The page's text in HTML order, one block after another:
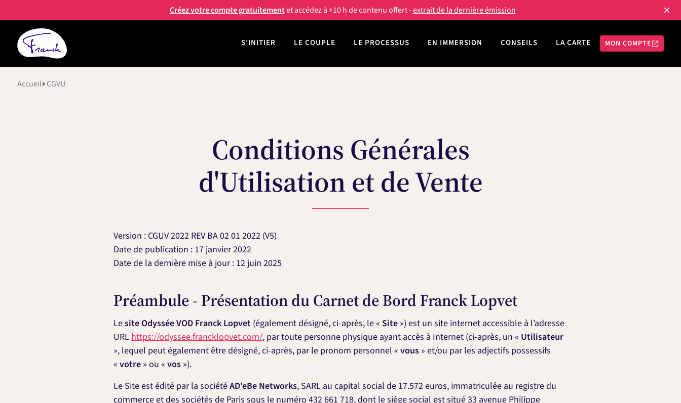
Créez votre compte gratuitementet accédez à +10 h de contenu offert -extrait de la dernière émission
S'INITIER LE COUPLE LE PROCESSUS EN IMMERSION CONSEILS LA CARTE MON COMPTE
Accueil CGVU
Conditions Générales
d'Utilisation et de Vente
Version : CGUV 2022 REV BA 02 01 2022 (V5)
Date de publication : 17 janvier 2022
Date de la dernière mise à jour : 12 juin 2025
Préambule - Présentation du Carnet de Bord Franck Lopvet
Lesite Odyssée VOD Franck Lopvet (également désigné, ci-après, le « Site ») est un site internet accessible à l’adresse
URLhttps://odyssee.francklopvet.com/, par toute personne physique ayant accès à Internet (ci-après, un « Utilisateur
», lequel peut également être désigné, ci-après, par le pronom personnel « vous » et/ou par les adjectifs possessifs
« votre » ou « vos »).
Le Site est édité par la sociétéAD’eBe Networks, SARL au capital social de 17.572 euros, immatriculée au registre du
commerce et des sociétés de Paris sous le numéro 432 661 718, dont le siège social est situé 33 avenue Philippe